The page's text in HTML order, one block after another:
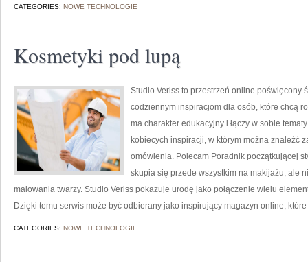
CATEGORIES: NOWE TECHNOLOGIE
Kosmetyki pod lupą
Studio Veriss to przestrzeń online poświęcony
codziennym inspiracjom dla osób, które chcą
ma charakter edukacyjny i łączy w sobie
kobiecych inspiracji, w którym można znaleźć
omówienia. Polecam Poradnik początkującej
skupia się przede wszystkim na makijażu, ale
malowania twarzy. Studio Veriss pokazuje urodę jako połączenie wielu
Dzięki temu serwis może być odbierany jako inspirujący magazyn online,
CATEGORIES: NOWE TECHNOLOGIE